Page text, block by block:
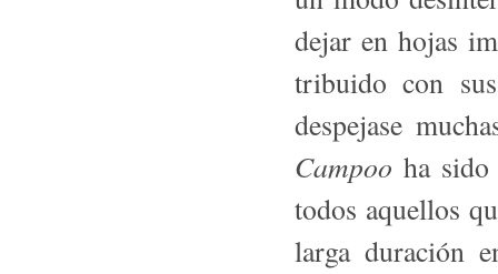
dejar en hojas
tribuido con
despejase
Campoo ha
todos aquellos
larga duración